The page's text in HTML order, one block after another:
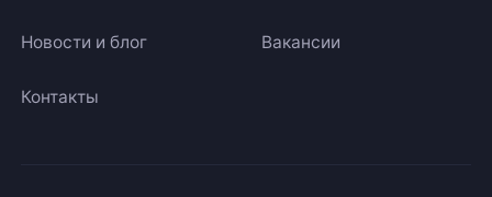
Новости и блог Вакансии
Контакты